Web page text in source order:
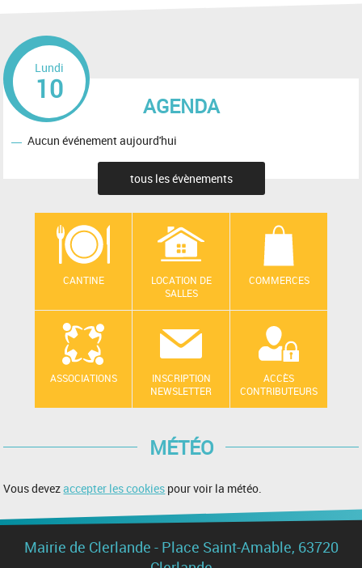
AGENDA
Lundi
10
Aucun événement aujourd'hui
tous les évènements
CANTINE
LOCATION DE
SALLES
COMMERCES
ASSOCIATIONS
INSCRIPTION
NEWSLETTER
ACCÈS
CONTRIBUTEURS
MÉTÉO
Vous devezaccepter les cookies pour voir la météo.
Mairie de Clerlande - Place Saint-Amable, 63720